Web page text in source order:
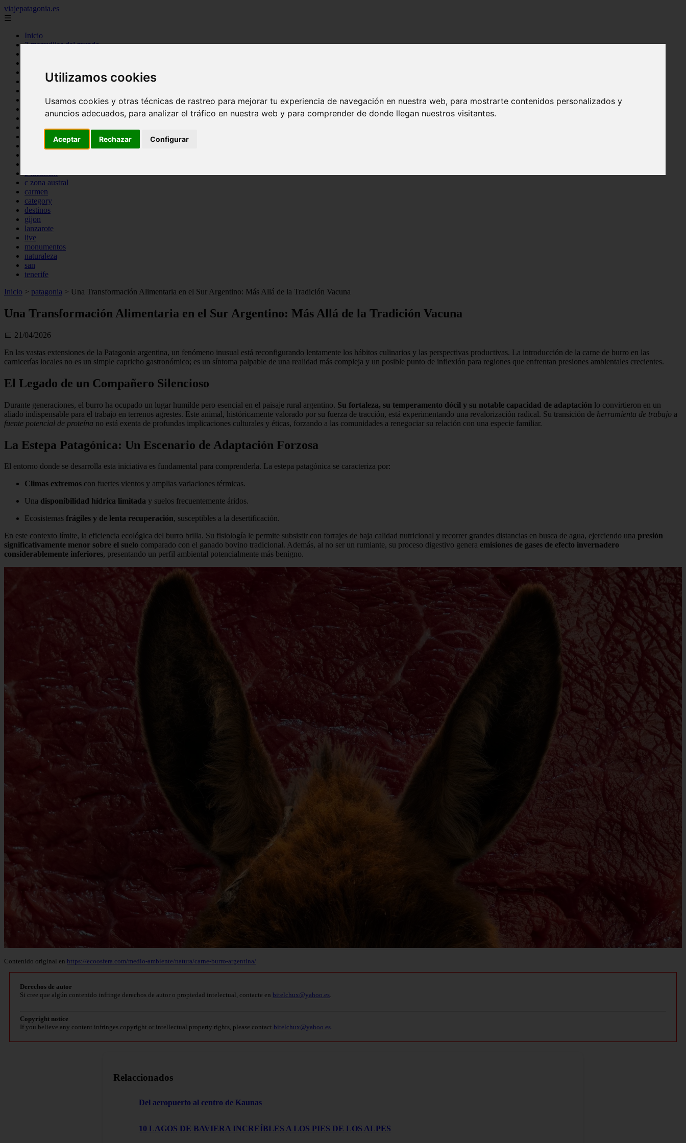
Utilizamos cookies
Usamos cookies y otras técnicas de rastreo para mejorar tu experiencia de navegación en nuestra web, para mostrarte contenidos personalizados y
anuncios adecuados, para analizar el tráfico en nuestra web y para comprender de donde llegan nuestros visitantes.
Aceptar Rechazar Configurar
viajepatagonia.es
☰
Inicio
7 maravillas del mundo
benidorm
c buenos aires
c entre rios
c generalidades del pais
c mendoza
c neuquen
c provincias
c rio negro
c tucuman
c zona austral
carmen
category
destinos
gijon
lanzarote
live
monumentos
naturaleza
san
tenerife
Inicio > patagonia > Una Transformación Alimentaria en el Sur Argentino: Más Allá de la Tradición Vacuna
Una Transformación Alimentaria en el Sur Argentino: Más Allá de la Tradición Vacuna
📅 21/04/2026
En las vastas extensiones de la Patagonia argentina, un fenómeno inusual está reconfigurando lentamente los hábitos culinarios y las perspectivas productivas. La introducción de la carne de burro en las
carnicerías locales no es un simple capricho gastronómico; es un síntoma palpable de una realidad más compleja y un posible punto de inflexión para regiones que enfrentan presiones ambientales crecientes.
El Legado de un Compañero Silencioso
Durante generaciones, el burro ha ocupado un lugar humilde pero esencial en el paisaje rural argentino. Su fortaleza, su temperamento dócil y su notable capacidad de adaptación lo convirtieron en un
aliado indispensable para el trabajo en terrenos agrestes. Este animal, históricamente valorado por su fuerza de tracción, está experimentando una revalorización radical. Su transición de herramienta de trabajo a
fuente potencial de proteína no está exenta de profundas implicaciones culturales y éticas, forzando a las comunidades a renegociar su relación con una especie familiar.
La Estepa Patagónica: Un Escenario de Adaptación Forzosa
El entorno donde se desarrolla esta iniciativa es fundamental para comprenderla. La estepa patagónica se caracteriza por:
Climas extremos con fuertes vientos y amplias variaciones térmicas.
Una disponibilidad hídrica limitada y suelos frecuentemente áridos.
Ecosistemas frágiles y de lenta recuperación, susceptibles a la desertificación.
En este contexto límite, la eficiencia ecológica del burro brilla. Su fisiología le permite subsistir con forrajes de baja calidad nutricional y recorrer grandes distancias en busca de agua, ejerciendo una presión
significativamente menor sobre el suelo comparado con el ganado bovino tradicional. Además, al no ser un rumiante, su proceso digestivo genera emisiones de gases de efecto invernadero
considerablemente inferiores, presentando un perfil ambiental potencialmente más benigno.
Contenido original en https://ecoosfera.com/medio-ambiente/natura/carne-burro-argentina/
Derechos de autor
Si cree que algún contenido infringe derechos de autor o propiedad intelectual, contacte en bitelchux@yahoo.es.
Copyright notice
If you believe any content infringes copyright or intellectual property rights, please contact bitelchux@yahoo.es.
Relaccionados
Del aeropuerto al centro de Kaunas
10 LAGOS DE BAVIERA INCREÍBLES A LOS PIES DE LOS ALPES